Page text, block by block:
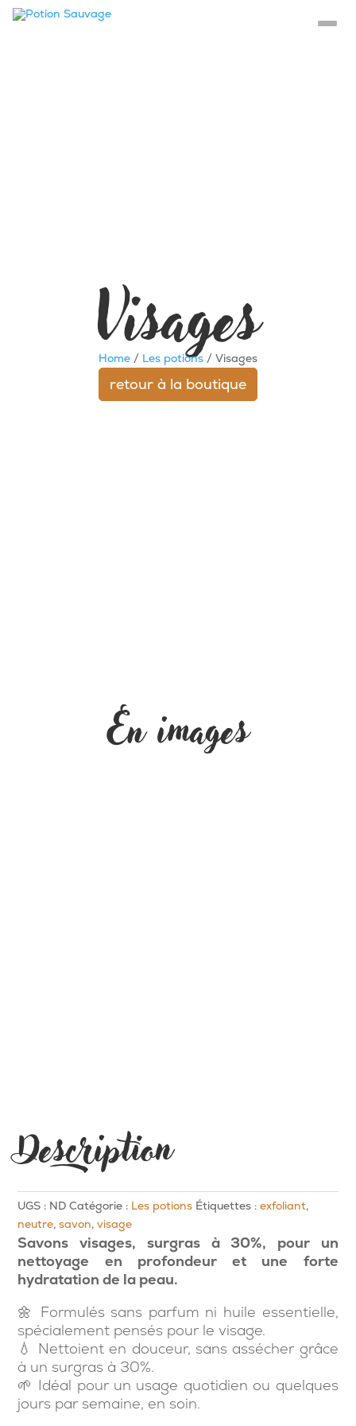
Visages
Home / Les potions / Visages
retour à la boutique
En images
Description
UGS : ND Catégorie : Les potions Étiquettes :exfoliant,
neutre,savon,visage
Savons visages, surgras à 30%, pour un
nettoyage en profondeur et une forte
hydratation de la peau.
🌼 Formulés sans parfum ni huile essentielle,
spécialement pensés pour le visage.
💧 Nettoient en douceur, sans assécher grâce
à un surgras à 30%.
🌱 Idéal pour un usage quotidien ou quelques
jours par semaine, en soin.